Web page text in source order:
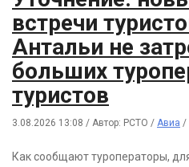
встречи
Антальи не
больших
туристов
3.08.2026 13:08 / Автор: РСТО / Авиа /
Как сообщают туроператоры,